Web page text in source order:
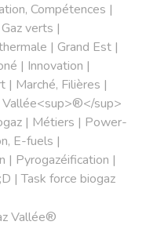
Compétences |
verts |
| Grand Est |
| Innovation |
| Marché, Filières |
Vallée<sup>®</sup>
| Métiers | Power-
E-fuels |
| Pyrogazéification |
| Task force biogaz
Vallée®